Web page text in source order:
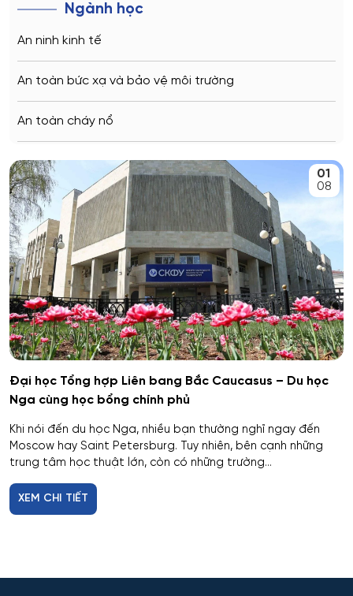
Kaliningrad
Kemerovo
Veliky Novgorod
Penza
Barnaul
Kursk
Kaluga
Voronezh
Tambov
Belgorod
Ngành học
An ninh kinh tế
An toàn bức xạ và bảo vệ môi trường
An toàn cháy nổ
An toàn kỹ thuật và môi trường
An toàn môi trường kỹ thuật
An toàn thông tin
Biên - Phiên dịch
Biểu diễn nghệ thuật múa
Báo chí
Bản đồ và Địa tin học
Bảo mật công nghệ thông tin trong thực thi pháp luật
Bảo mật máy tính
01
08
Đại học Tổng hợp Liên bang Bắc Caucasus – Du học
Nga cùng học bổng chính phủ
Khi nói đến du học Nga, nhiều bạn thường nghĩ ngay đến
Moscow hay Saint Petersburg. Tuy nhiên, bên cạnh những
trung tâm học thuật lớn, còn có những trường...
XEM CHI TIẾT